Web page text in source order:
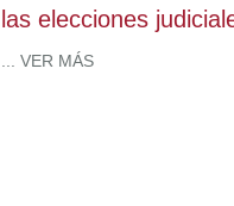
las elecciones
... VER MÁS